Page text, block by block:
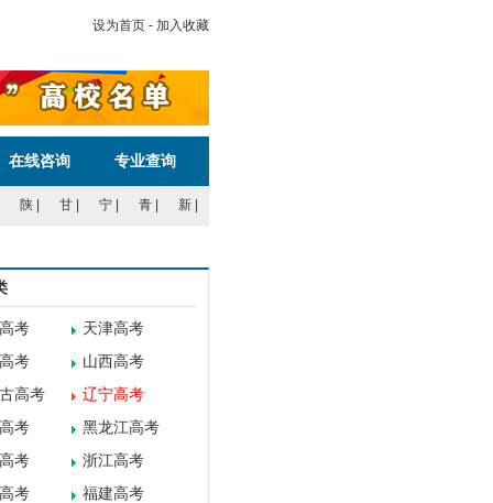
设为首页 - 加入收藏
在线咨询 专业查询
陕 甘 宁 青 新
考
天津高考
考
山西高考
高考
辽宁高考
考
黑龙江高考
考
浙江高考
考
福建高考